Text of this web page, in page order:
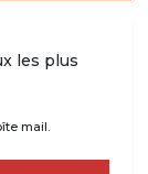
les plus
mail.